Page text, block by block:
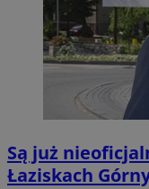
Są już
Łaziskach